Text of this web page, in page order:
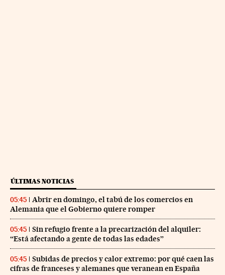
ÚLTIMAS NOTICIAS
05:45
Abrir en domingo, el tabú de los comercios en
Alemania que el Gobierno quiere romper
05:45
Sin refugio frente a la precarización del alquiler:
“Está afectando a gente de todas las edades”
05:45
Subidas de precios y calor extremo: por qué caen las
cifras de franceses y alemanes que veranean en España